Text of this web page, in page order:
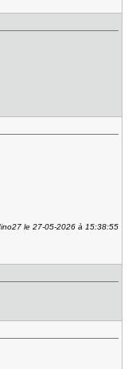
le 27-05-2026 à 15:38:55